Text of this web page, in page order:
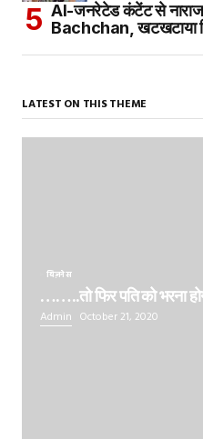
AI-जनरेटेड कंटेंट से
Bachchan, खटखटाया
LATEST ON THIS THEME
बिज़नेस
……..तो फिर पति को भरना
Admin October 21, 2020